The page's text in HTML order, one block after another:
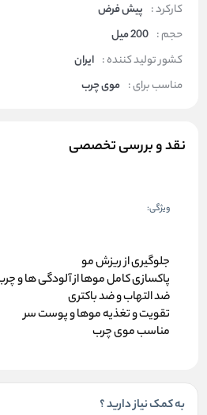
کارکرد : پیش فرض
حجم : 200 میل
کشور تولید کننده : ایران
مناسب برای : موی چرب
نقد و بررسی تخصصی
ویژگی:
جلوگیری از ریزش مو
پاکسازی کامل موها از آلودگی ها و
ضد التهاب و ضد باکتری
تقویت و تغذیه موها و پوست سر
مناسب موی چرب
به کمک نیاز دارید ؟